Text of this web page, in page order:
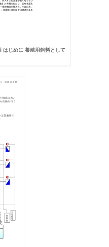
はじめに 養殖用飼料として